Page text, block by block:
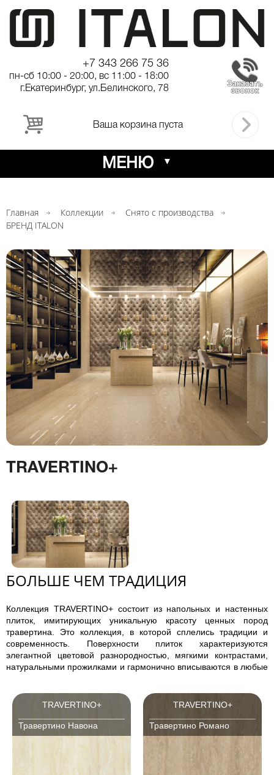
+7 343 266 75 36
пн-сб 10:00 - 20:00, вс 11:00 - 18:00
г.Екатеринбург, ул.Белинского, 78
Ваша корзина пуста
МЕНЮ
Главная Коллекции
Снято с производства
БРЕНД ITALON
TRAVERTINO+
БОЛЬШЕ ЧЕМ ТРАДИЦИЯ
Коллекция TRAVERTINO+ состоит из напольных и настенных
плиток, имитирующих уникальную красоту ценных пород
травертина. Это коллекция, в которой сплелись традиции и
современность. Поверхности плиток характеризуются
элегантной цветовой разнородностью, мягкими контрастами,
натуральными прожилками и гармонично вписываются в любые
TRAVERTINO+
Травертино Навона
TRAVERTINO+
Травертино Романо